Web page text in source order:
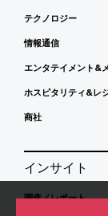
テクノロジー
情報通信
エンタテイメント&
ホスピタリティ&レ
商社
インサイト
調査／レポート